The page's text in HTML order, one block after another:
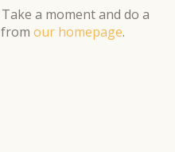
a moment and do a
our homepage.